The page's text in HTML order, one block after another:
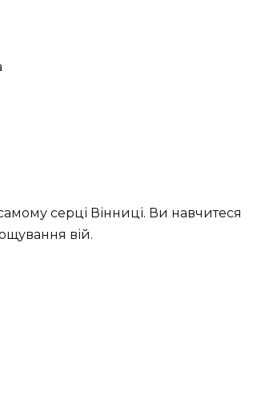
серці Вінниці. Ви навчитеся
вій.